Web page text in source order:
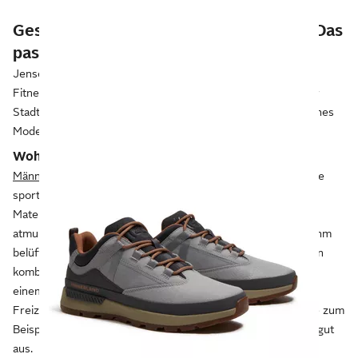
Geschäftsessen, Grillen, Gartenarbeit? Das
passende Schuhwerk
Jenseits von Couch und Bett trägst du Schuhe: beim
Fitnesstraining und Rasenmähen, im Büro, unterwegs in der
Stadt oder auf feinen Feiern. Hier zeigen wir dir, wann welches
Modell passt.
Wohlfühlen in Freizeitmodellen
Männer-Sneaker
sind sehr bequem und sehen lässig aus. Die
sportlichen Schuhvarianten sind aus besonders weichem
Material wie Leder oder Textil. Viele Modelle haben
atmungsaktive Mesh-Einsätze, in denen deine Füße angenehm
belüftet werden. Ein legeres Outfit für die Zeit mit Freunden
kombinierst du aus
weißen Sneakern und blauen Jeans
einem schlichten weißen T-Shirt. Zu einem etwas edleren
Freizeit-Look passen Männer-Mokassins. In Braun sehen sie zum
Beispiel zu schwarzen Chinohosen und blauem Jeanshemd gut
aus.